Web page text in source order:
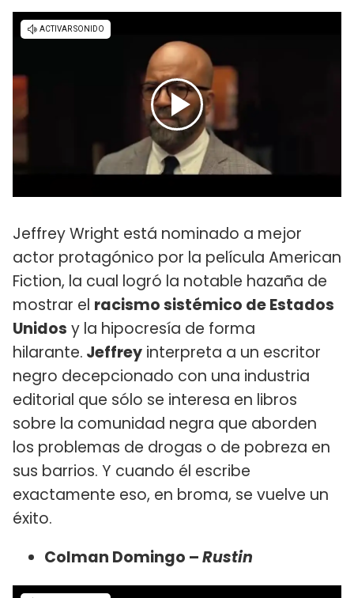
Jeffrey Wright está nominado a mejor
actor protagónico por la película American
Fiction, la cual logró la notable hazaña de
mostrar el racismo sistémico de Estados
Unidos y la hipocresía de forma
hilarante. Jeffrey interpreta a un escritor
negro decepcionado con una industria
editorial que sólo se interesa en libros
sobre la comunidad negra que aborden
los problemas de drogas o de pobreza en
sus barrios. Y cuando él escribe
exactamente eso, en broma, se vuelve un
éxito.
Colman Domingo –Rustin